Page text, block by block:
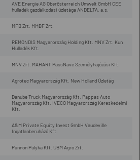
AVE Energie AG Oberösterreich Umwelt GmbH CEE
hulladék gazdálkodási üzletága ANDELTA, a.s.
MFB Zrt. MMBF Zrt.
REMONDIS Magyarország Holding Kft. MNV Zrt. Kun
Hulladék Kft.
MNV Zrt. MAHART PassNave Személyhajózási Kft.
Agrotec Magyarország Kft. New Holland Üzletág
Danube Truck Magyarország Kft. Pappas Auto
Magyarország Kft. IVECO Magyarország Kereskedelmi
Kft.
A&M Private Equity Invest GmbH Vaudeville
Ingatlanberuházó Kft.
Pannon Pulyka Kft. UBM Agro Zrt.